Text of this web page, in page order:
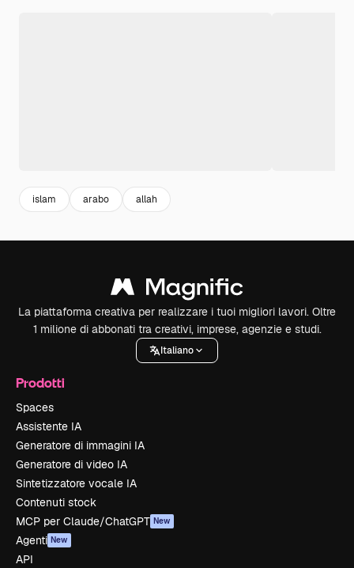
islam arabo allah
La piattaforma creativa per realizzare i tuoi migliori lavori. Oltre
1 milione di abbonati tra creativi, imprese, agenzie e studi.
Italiano
Prodotti
Spaces
Assistente IA
Generatore di immagini IA
Generatore di video IA
Sintetizzatore vocale IA
Contenuti stock
MCP per Claude/ChatGPT New
Agenti New
API